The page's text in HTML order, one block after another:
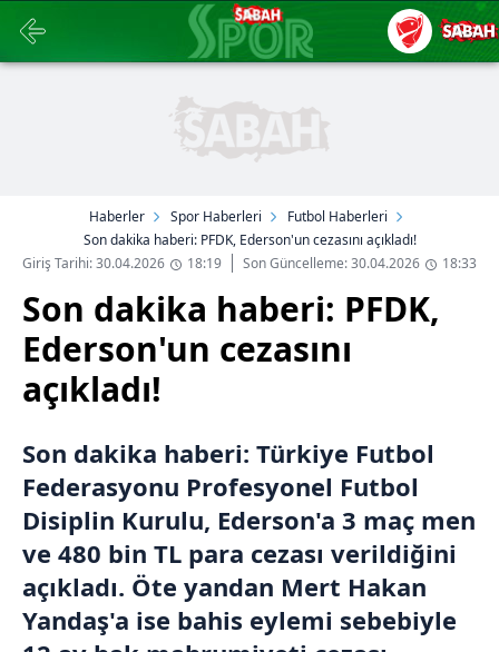
Haberler Spor Haberleri
Futbol Haberleri
Son dakika haberi: PFDK, Ederson'un cezasını açıkladı!
Giriş Tarihi: 30.04.2026
18:19 Son Güncelleme: 30.04.2026 18:33
Son dakika haberi: PFDK,
Ederson'un cezasını
açıkladı!
Son dakika haberi: Türkiye Futbol
Federasyonu Profesyonel Futbol
Disiplin Kurulu, Ederson'a 3 maç men
ve 480 bin TL para cezası verildiğini
açıkladı. Öte yandan Mert Hakan
Yandaş'a ise bahis eylemi sebebiyle